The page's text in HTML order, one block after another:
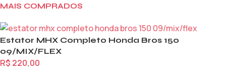
MAIS COMPRADOS
Estator MHX Completo Honda Bros 150
09/MIX/FLEX
R$ 220,00